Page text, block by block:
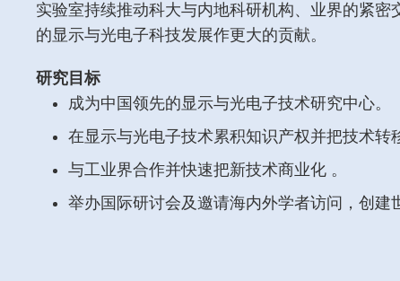
实验室持续推动科大与内地科研机构、业界的紧密
的显示与光电子科技发展作更大的贡献。
研究目标
成为中国领先的显示与光电子技术研究中心。
在显示与光电子技术累积知识产权并把技术转
与工业界合作并快速把新技术商业化 。
举办国际研讨会及邀请海内外学者访问，创建